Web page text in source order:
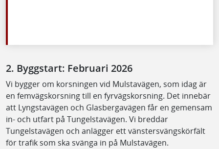
2. Byggstart: Februari 2026
Vi bygger om korsningen vid Mulstavägen, som idag är
en femvägskorsning till en fyrvägskorsning. Det innebär
att Lyngstavägen och Glasbergavägen får en gemensam
in- och utfart på Tungelstavägen. Vi breddar
Tungelstavägen och anlägger ett vänstersvängskörfält
för trafik som ska svänga in på Mulstavägen.